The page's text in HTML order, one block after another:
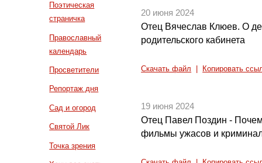
Поэтическая
страничка
Православный
календарь
Просветители
Репортаж дня
Сад и огород
Святой Лик
Точка зрения
20 июня 2024
Отец Вячеслав Клюев. О
родительского кабинета
Скачать файл Копировать
19 июня 2024
Отец Павел Поздин -
фильмы ужасов и